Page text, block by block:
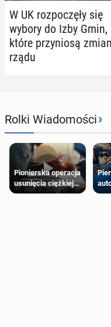
W UK roz­po­czę­ły się
wybory do Izby Gmin,
które przy­nio­są
rządu
Rolki Wiadomości›
Pionierska operacja
usunięcia ciężkiej
wady wrodzonej